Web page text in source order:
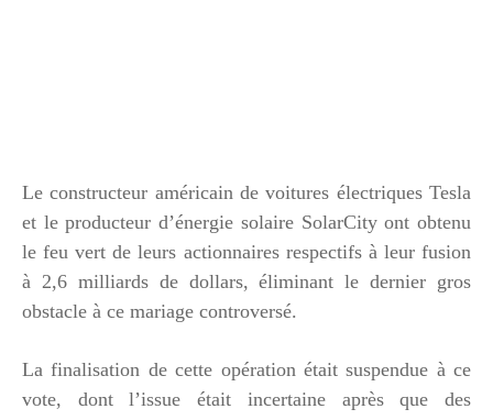
Le constructeur américain de voitures électriques Tesla
et le producteur d’énergie solaire SolarCity ont obtenu
le feu vert de leurs actionnaires respectifs à leur fusion
à 2,6 milliards de dollars, éliminant le dernier gros
obstacle à ce mariage controversé.
La finalisation de cette opération était suspendue à ce
vote, dont l’issue était incertaine après que des